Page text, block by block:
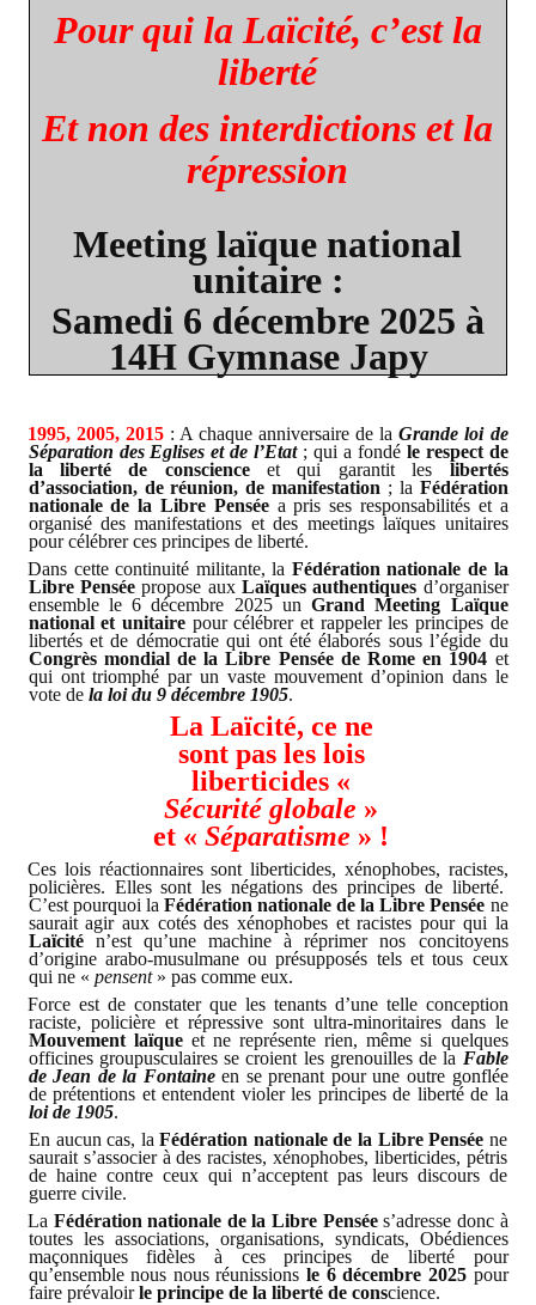
Pour qui la Laïcité, c’est la
liberté
Et non des interdictions et la
répression
Meeting laïque national
unitaire :
Samedi 6 décembre 2025 à
14H Gymnase Japy
1995, 2005, 2015 : A chaque anniversaire de laGrande loi de
Séparation des Eglises et de l’Etat; qui a fondé le respect de
la liberté de conscienceet qui garantit les libertés
d’association, de réunion, de manifestation ; la Fédération
nationale de la Libre Penséea pris ses responsabilités et a
organisé des manifestations et des meetings laïques unitaires
pour célébrer ces principes de liberté.
Dans cette continuité militante, la Fédération nationale de la
Libre Penséepropose aux Laïques authentiques d’organiser
ensemble le 6 décembre 2025 unGrand Meeting Laïque
national et unitaire pour célébrer et rappeler les principes de
libertés et de démocratie qui ont été élaborés sous l’égide du
Congrès mondial de la Libre Pensée de Rome en 1904 et
qui ont triomphé par un vaste mouvement d’opinion dans le
vote de la loi du 9 décembre 1905.
La Laïcité, ce ne
sont pas les lois
liberticides «
Sécurité globale »
et «Séparatisme » !
Ces lois réactionnaires sont liberticides, xénophobes, racistes,
policières. Elles sont les négations des principes de liberté.
C’est pourquoi la Fédération nationale de la Libre Pensée ne
saurait agir aux cotés des xénophobes et racistes pour qui la
Laïcitén’est qu’une machine à réprimer nos concitoyens
d’origine arabo-musulmane ou présupposés tels et tous ceux
qui ne « pensent» pas comme eux.
Force est de constater que les tenants d’une telle conception
raciste, policière et répressive sont ultra-minoritaires dans le
Mouvement laïqueet ne représente rien, même si quelques
officines groupusculaires se croient les grenouilles de la Fable
de Jean de la Fontaineen se prenant pour une outre gonflée
de prétentions et entendent violer les principes de liberté de la
loi de 1905.
En aucun cas, laFédération nationale de la Libre Pensée ne
saurait s’associer à des racistes, xénophobes, liberticides, pétris
de haine contre ceux qui n’acceptent pas leurs discours de
guerre civile.
La Fédération nationale de la Libre Pensées’adresse donc à
toutes les associations, organisations, syndicats, Obédiences
maçonniques fidèles à ces principes de liberté pour
qu’ensemble nous nous réunissionsle 6 décembre 2025pour
faire prévaloirle principe de la liberté de conscience.